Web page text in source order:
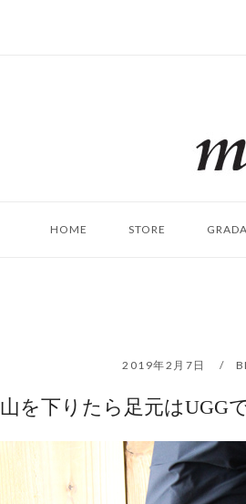
HOME STORE
2019年2月7日
山を下りたら足元はUGG